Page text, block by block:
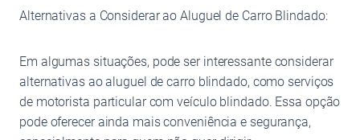
Alternativas a Considerar ao Aluguel de Carro Blindado:
Em algumas situações, pode ser interessante considerar
alternativas ao aluguel de carro blindado, como serviços
de motorista particular com veículo blindado. Essa opção
pode oferecer ainda mais conveniência e segurança,